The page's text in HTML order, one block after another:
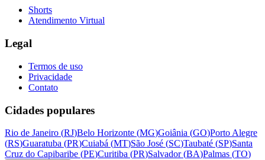
Shorts
Atendimento Virtual
Legal
Termos de uso
Privacidade
Contato
Cidades populares
Rio de Janeiro (RJ)Belo Horizonte (MG)Goiânia (GO)Porto Alegre
(RS)Guaratuba (PR)Cuiabá (MT)São José (SC)Taubaté (SP)Santa
Cruz do Capibaribe (PE)Curitiba (PR)Salvador(BA)Palmas (TO)